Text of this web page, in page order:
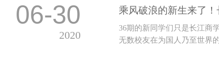
06-30
2020
乘风破浪的新生来了
36期的新同学们只是长江商
无数校友在为国人乃至世界